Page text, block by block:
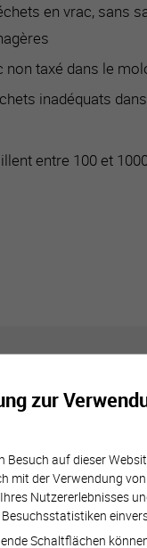
en vrac, sans
non taxé dans le
inadéquats
entre 100 et
en ville de Sierre
zur
Besuch auf dieser
mit der Verwendung
Nutzererlebnisses
Schaltflächen